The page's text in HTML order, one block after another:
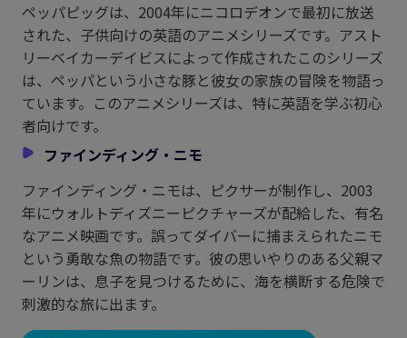
ペッパピッグは、2004年にニコロデオンで最初に放送
された、子供向けの英語のアニメシリーズです。アスト
リーベイカーデイビスによって作成されたこのシリーズ
は、ペッパという小さな豚と彼女の家族の冒険を物語っ
ています。このアニメシリーズは、特に英語を学ぶ初心
者向けです。
ファインディング・ニモ
ファインディング・ニモは、ピクサーが制作し、2003
年にウォルトディズニーピクチャーズが配給した、有名
なアニメ映画です。誤ってダイバーに捕まえられたニモ
という勇敢な魚の物語です。彼の思いやりのある父親マ
ーリンは、息子を見つけるために、海を横断する危険で
刺激的な旅に出ます。